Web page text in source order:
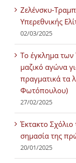
Ζελένσκυ-
Υπερεθνικής
02/03/2025
Tο έγκλημα των
μαζικό αγώνα
πραγματικά τα
Φωτόπουλου)
27/02/2025
Έκτακτο
σημασία της
20/01/2025